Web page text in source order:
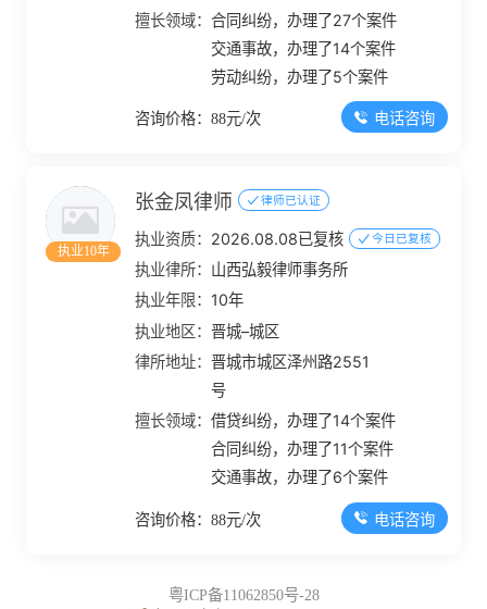
904室
擅长领域：合同纠纷，办理了27个案件
交通事故，办理了14个案件
劳动纠纷，办理了5个案件
咨询价格：88元/次 电话咨询
执业10年
张金凤律师 律师已认证
执业资质： 2026.08.08已复核 今日已复核
执业律所： 山西弘毅律师事务所
执业年限： 10年
执业地区：晋城–城区
律所地址：晋城市城区泽州路2551
号
擅长领域：借贷纠纷，办理了14个案件
合同纠纷，办理了11个案件
交通事故，办理了6个案件
咨询价格：88元/次 电话咨询
粤ICP备11062850号-28